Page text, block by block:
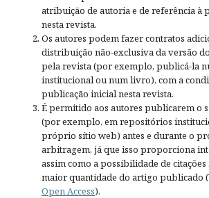
atribuição de autoria e de referência à
nesta revista.
Os autores podem fazer contratos
distribuição não-exclusiva da versão
pela revista (por exemplo, publicá-la
institucional ou num livro), com a
publicação inicial nesta revista.
É permitido aos autores publicarem o
(por exemplo, em repositórios
próprio sítio web) antes e durante o
arbitragem, já que isso proporciona
assim como a possibilidade de citações
maior quantidade do artigo publicado
Open Access).